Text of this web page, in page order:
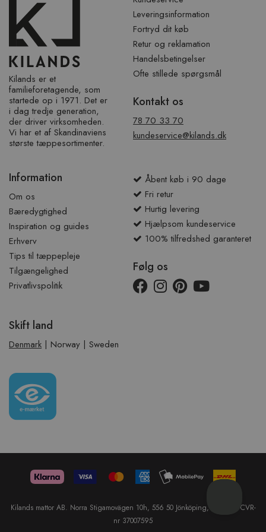
Kilands er et
familieforetagende, som
startede op i 1971. Det er
i dag tredje generation,
der driver virksomheden.
Vi har et af ​​Skandinaviens
største tæppesortimenter.
Leveringsinformation
Fortryd dit køb
Retur og reklamation
Handelsbetingelser
Ofte stillede spørgsmål
Kontakt os
78 70 33 70
kundeservice@kilands.dk
Information
Om os
Bæredygtighed
Inspiration og guides
Erhverv
Tips til tæppepleje
Tilgængelighed
Privatlivspolitik
Åbent køb i 90 dage
Fri retur
Hurtig levering
Hjælpsom kundeservice
100% tilfredshed garanteret
Følg os
Skift land
Denmark | Norway | Sweden
Kilands mattor AB. Norra Stigamovägen 10h, 556 50 Jönköping, Sweden. CVR-
nr 37007595